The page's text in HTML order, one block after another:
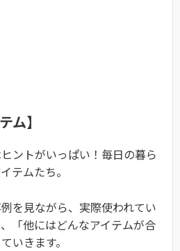
ム】
ントがいっぱい！毎日の暮ら
テムたち。
を見ながら、実際使われてい
「他にはどんなアイテムが合
いきます。